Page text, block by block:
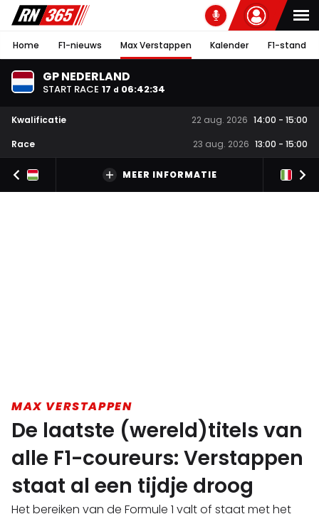
Home F1-nieuws Max Verstappen Kalender F1-stand
GP NEDERLAND
START RACE 17 d 06:42:33
Kwalificatie 22 aug. 2026 14:00 - 15:00
Race
23 aug. 2026 13:00 - 15:00
MEER INFORMATIE
MAX VERSTAPPEN
De laatste (wereld)titels van
alle F1-coureurs: Verstappen
staat al een tijdje droog
Het bereiken van de Formule 1 valt of staat met het